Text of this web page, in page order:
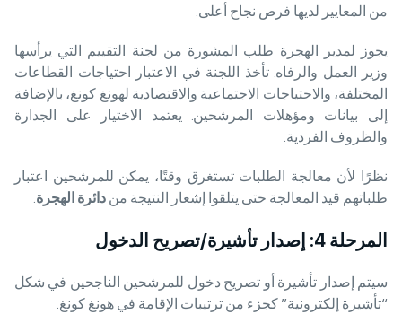
من المعايير لديها فرص نجاح أعلى.
يجوز لمدير الهجرة طلب المشورة من لجنة التقييم التي يرأسها
وزير العمل والرفاه. تأخذ اللجنة في الاعتبار احتياجات القطاعات
المختلفة، والاحتياجات الاجتماعية والاقتصادية لهونغ كونغ، بالإضافة
إلى بيانات ومؤهلات المرشحين. يعتمد الاختيار على الجدارة
والظروف الفردية.
نظرًا لأن معالجة الطلبات تستغرق وقتًا، يمكن للمرشحين اعتبار
طلباتهم قيد المعالجة حتى يتلقوا إشعار النتيجة من دائرة الهجرة.
المرحلة 4: إصدار تأشيرة/تصريح الدخول
سيتم إصدار تأشيرة أو تصريح دخول للمرشحين الناجحين في شكل
“تأشيرة إلكترونية” كجزء من ترتيبات الإقامة في هونغ كونغ.